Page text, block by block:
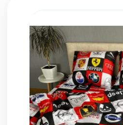
Пледи
Покривала
Рушники
Наматрацники
Комплекти з ковдр,
Акції